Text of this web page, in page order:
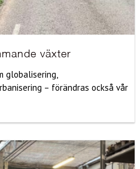
växter
globalisering,
– förändras också vår